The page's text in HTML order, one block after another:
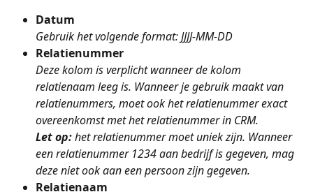
Datum
Gebruik het volgende format: JJJJ-MM-DD
Relatienummer
Deze kolom is verplicht wanneer de kolom
relatienaam leeg is. Wanneer je gebruik maakt van
relatienummers, moet ook het relatienummer exact
overeenkomst met het relatienummer in CRM.
Let op: het relatienummer moet uniek zijn. Wanneer
een relatienummer 1234 aan bedrijf is gegeven, mag
deze niet ook aan een persoon zijn gegeven.
Relatienaam